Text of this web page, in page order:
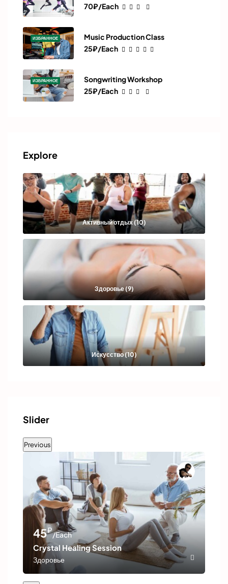
70₽/Each
ИЗБРАННОЕ
Music Production Class
25₽/Each
ИЗБРАННОЕ
Songwriting Workshop
25₽/Each
Explore
Активный отдых (10)
Здоровье (9)
Искусство (10)
Slider
Previous
45₽/Each
Crystal Healing Session
Здоровье